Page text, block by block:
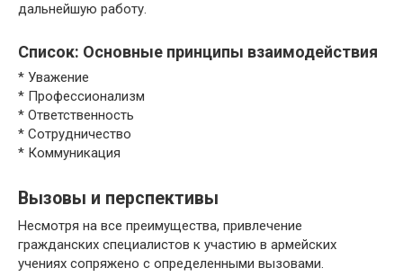
дальнейшую работу.
Список: Основные принципы взаимодействия
* Уважение
* Профессионализм
* Ответственность
* Сотрудничество
* Коммуникация
Вызовы и перспективы
Несмотря на все преимущества, привлечение
гражданских специалистов к участию в армейских
учениях сопряжено с определенными вызовами.